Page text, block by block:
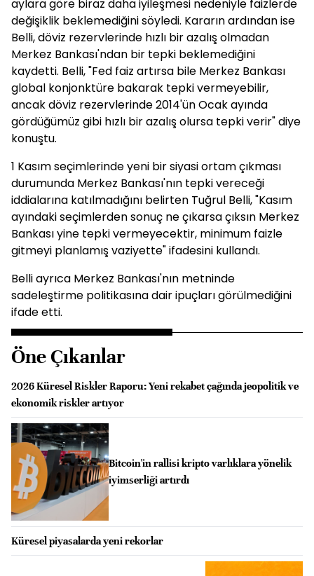
aylara göre biraz daha iyileşmesi nedeniyle faizlerde
değişiklik beklemediğini söyledi. Kararın ardından ise
Belli, döviz rezervlerinde hızlı bir azalış olmadan
Merkez Bankası'ndan bir tepki beklemediğini
kaydetti. Belli, "Fed faiz artırsa bile Merkez Bankası
global konjonktüre bakarak tepki vermeyebilir,
ancak döviz rezervlerinde 2014'ün Ocak ayında
gördüğümüz gibi hızlı bir azalış olursa tepki verir" diye
konuştu.
1 Kasım seçimlerinde yeni bir siyasi ortam çıkması
durumunda Merkez Bankası'nın tepki vereceği
iddialarına katılmadığını belirten Tuğrul Belli, "Kasım
ayındaki seçimlerden sonuç ne çıkarsa çıksın Merkez
Bankası yine tepki vermeyecektir, minimum faizle
gitmeyi planlamış vaziyette" ifadesini kullandı.
Belli ayrıca Merkez Bankası'nın metninde
sadeleştirme politikasına dair ipuçları görülmediğini
ifade etti.
Öne Çıkanlar
2026 Küresel Riskler Raporu: Yeni rekabet çağında jeopolitik ve
ekonomik riskler artıyor
Bitcoin'in rallisi kripto varlıklara yönelik
iyimserliği artırdı
Küresel piyasalarda yeni rekorlar